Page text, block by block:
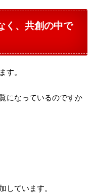
く、共創の中で
す。
になっているのですか
しています。